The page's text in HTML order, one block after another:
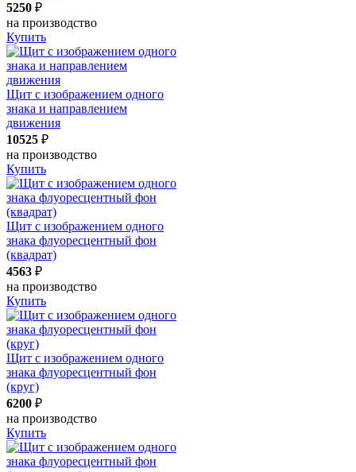
5250 ₽
на производство
Купить
Щит с изображением одного
знака и направлением
движения
10525 ₽
на производство
Купить
Щит с изображением одного
знака флуоресцентный фон
(квадрат)
4563 ₽
на производство
Купить
Щит с изображением одного
знака флуоресцентный фон
(круг)
6200 ₽
на производство
Купить